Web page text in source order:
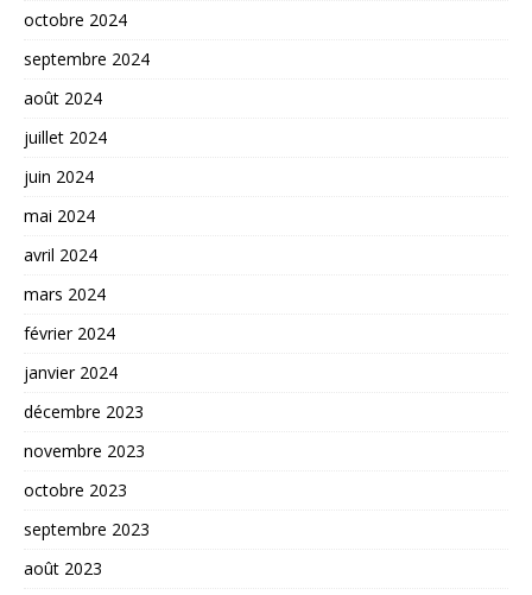
octobre 2024
septembre 2024
août 2024
juillet 2024
juin 2024
mai 2024
avril 2024
mars 2024
février 2024
janvier 2024
décembre 2023
novembre 2023
octobre 2023
septembre 2023
août 2023